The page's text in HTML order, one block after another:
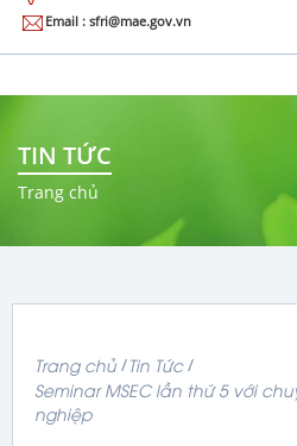
Email : sfri@mae.gov.vn
TIN TỨC
Trang chủ
Trang chủ
Tin Tức
Seminar MSEC lần thứ 5 với
nghiệp